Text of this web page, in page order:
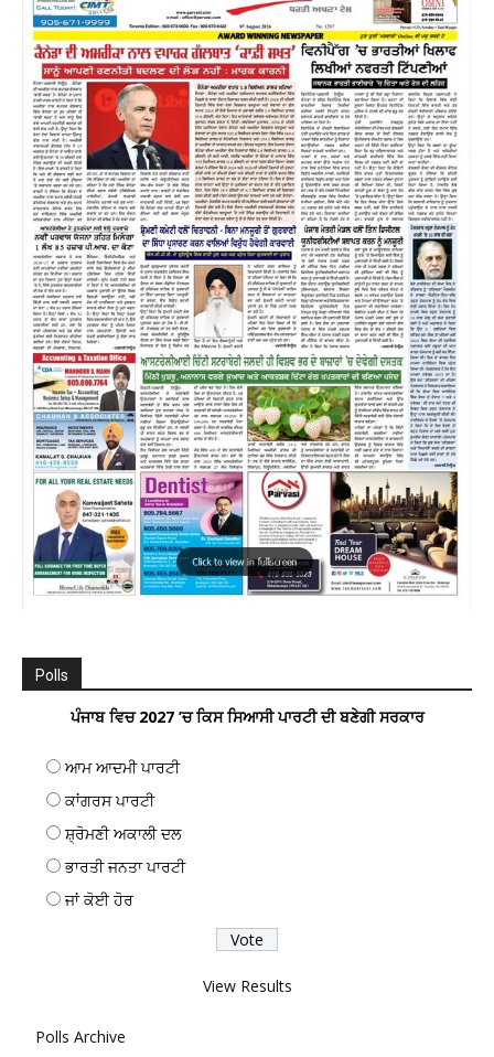
Polls
ਪੰਜਾਬ ਵਿਚ 2027 ’ਚ ਕਿਸ ਸਿਆਸੀ ਪਾਰਟੀ ਦੀ ਬਣੇਗੀ ਸਰਕਾਰ
ਆਮ ਆਦਮੀ ਪਾਰਟੀ
ਕਾਂਗਰਸ ਪਾਰਟੀ
ਸ਼੍ਰੋਮਣੀ ਅਕਾਲੀ ਦਲ
ਭਾਰਤੀ ਜਨਤਾ ਪਾਰਟੀ
ਜਾਂ ਕੋਈ ਹੋਰ
View Results
Polls Archive